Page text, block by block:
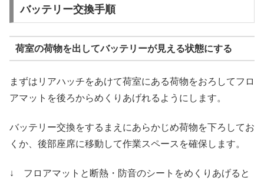
バッテリー交換手順
荷室の荷物を出してバッテリーが見える状態にする
まずはリアハッチをあけて荷室にある荷物をおろしてフロ
アマットを後ろからめくりあげれるようにします。
バッテリー交換をするまえにあらかじめ荷物を下ろしてお
くか、後部座席に移動して作業スペースを確保します。
↓ フロアマットと断熱・防音のシートをめくりあげると